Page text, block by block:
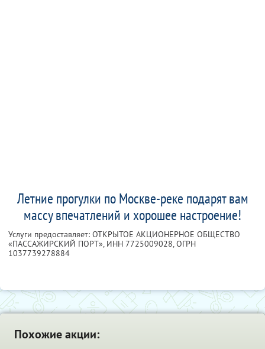
Летние прогулки по Москве-реке подарят вам
массу впечатлений и хорошее настроение!
Услуги предоставляет: ОТКРЫТОЕ АКЦИОНЕРНОЕ ОБЩЕСТВО
«ПАССАЖИРСКИЙ ПОРТ», ИНН 7725009028, ОГРН
1037739278884
Похожие акции: